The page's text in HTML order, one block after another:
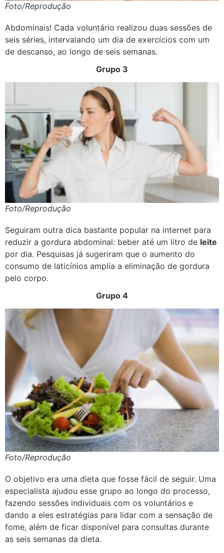
Foto/Reprodução
Abdominais! Cada voluntário realizou duas sessões de
seis séries, intervalando um dia de exercícios com um
de descanso, ao longo de seis semanas.
Grupo 3
Foto/Reprodução
Seguiram outra dica bastante popular na internet para
reduzir a gordura abdominal: beber até um litro de leite
por dia. Pesquisas já sugeriram que o aumento do
consumo de laticínios amplia a eliminação de gordura
pelo corpo.
Grupo 4
Foto/Reprodução
O objetivo era uma dieta que fosse fácil de seguir. Uma
especialista ajudou esse grupo ao longo do processo,
fazendo sessões individuais com os voluntários e
dando a eles estratégias para lidar com a sensação de
fome, além de ficar disponível para consultas durante
as seis semanas da dieta.